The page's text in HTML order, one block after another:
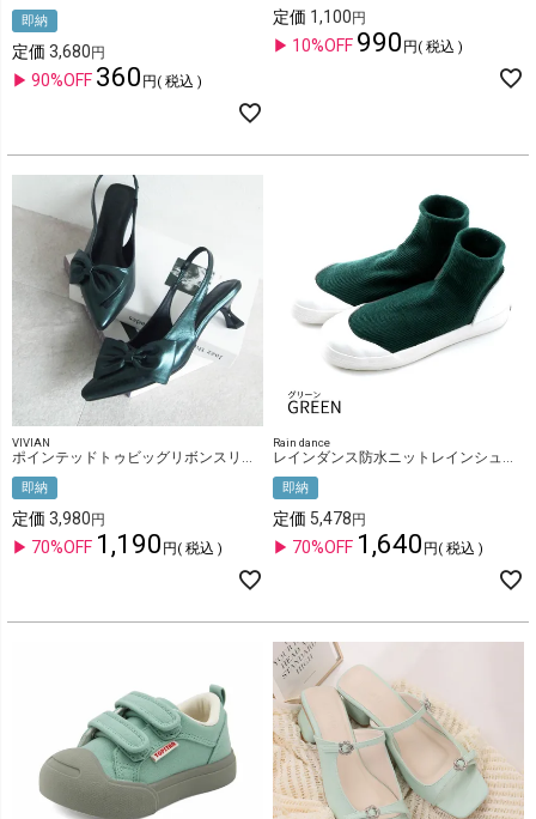
即納
定価 3,680
90%OFF 360 税込
定価 1,100
10%OFF 990 税込
VIVIAN
即納
定価 3,980
70%OFF 1,190 税込
Rain dance
即納
定価 5,478
70%OFF 1,640 税込